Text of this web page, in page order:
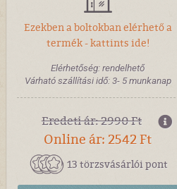
Ezekben a boltokban elérhető a
termék - kattints ide!
Elérhetőség: rendelhető
Várható szállítási idő: 3- 5 munkanap
Eredeti ár: 2990 Ft
Online ár: 2542 Ft
13 törzsvásárlói pont